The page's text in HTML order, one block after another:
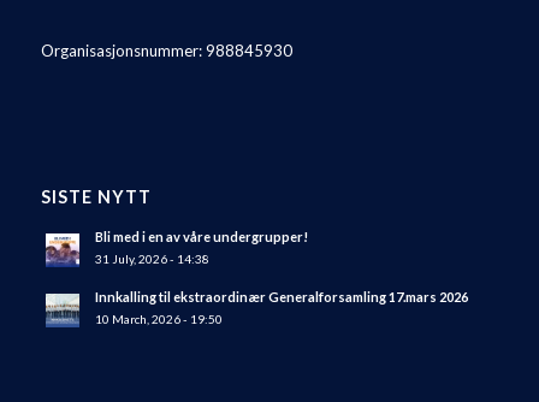
Organisasjonsnummer: 988845930
SISTE NYTT
Bli med i en av våre undergrupper!
31 July, 2026 - 14:38
Innkalling til ekstraordinær Generalforsamling 17.mars 2026
10 March, 2026 - 19:50